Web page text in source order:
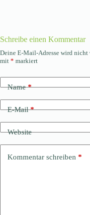
Schreibe einen Kommentar
Deine E-Mail-Adresse wird
mit * markiert
Name*
E-Mail*
Website
Kommentar schreiben *